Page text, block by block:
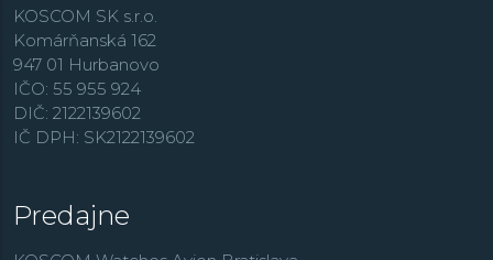
KOSCOM SK s.r.o.
Komárňanská 162
947 01 Hurbanovo
IČO: 55 955 924
DIČ: 2122139602
IČ DPH: SK2122139602
Predajne